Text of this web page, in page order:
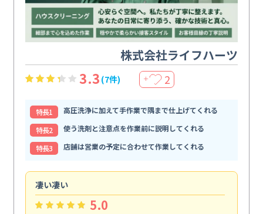
株式会社ライフハーツ
3.3 (7件) ＋ 2
特⻑1
高圧洗浄に加えて手作業で隅まで仕上げてくれる
特⻑2
使う洗剤と注意点を作業前に説明してくれる
特⻑3
店舗は営業の予定に合わせて作業してくれる
凄い凄い
5.0